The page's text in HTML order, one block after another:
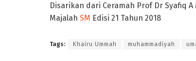
Disarikan dari Ceramah Prof Dr Syafiq
Majalah SM Edisi 21 Tahun 2018
Tags: Khairu Ummah muhammadiyah